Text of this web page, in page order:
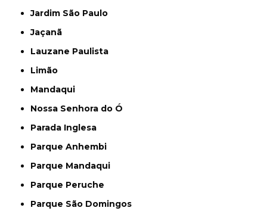
Jardim São Paulo
Jaçanã
Lauzane Paulista
Limão
Mandaqui
Nossa Senhora do Ó
Parada Inglesa
Parque Anhembi
Parque Mandaqui
Parque Peruche
Parque São Domingos